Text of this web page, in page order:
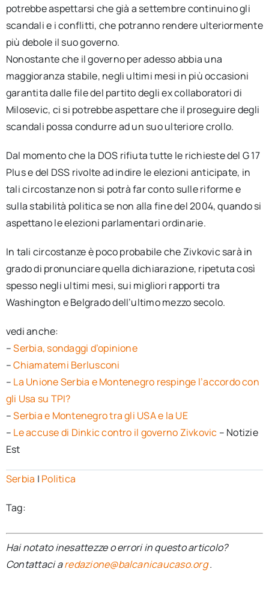
potrebbe aspettarsi che già a settembre continuino gli
scandali e i conflitti, che potranno rendere ulteriormente
più debole il suo governo.
Nonostante che il governo per adesso abbia una
maggioranza stabile, negli ultimi mesi in più occasioni
garantita dalle file del partito degli ex collaboratori di
Milosevic, ci si potrebbe aspettare che il proseguire degli
scandali possa condurre ad un suo ulteriore crollo.
Dal momento che la DOS rifiuta tutte le richieste del G 17
Plus e del DSS rivolte ad indire le elezioni anticipate, in
tali circostanze non si potrà far conto sulle riforme e
sulla stabilità politica se non alla fine del 2004, quando si
aspettano le elezioni parlamentari ordinarie.
In tali circostanze è poco probabile che Zivkovic sarà in
grado di pronunciare quella dichiarazione, ripetuta così
spesso negli ultimi mesi, sui migliori rapporti tra
Washington e Belgrado dell’ultimo mezzo secolo.
vedi anche:
–Serbia, sondaggi d’opinione
–Chiamatemi Berlusconi
– La Unione Serbia e Montenegro respinge l’accordo con
gli Usa su TPI?
–Serbia e Montenegro tra gli USA e la UE
– Le accuse di Dinkic contro il governo Zivkovic – Notizie
Est
Serbia | Politica
Tag:
Hai notato inesattezze o errori in questo articolo?
Contattaci aredazione@balcanicaucaso.org.